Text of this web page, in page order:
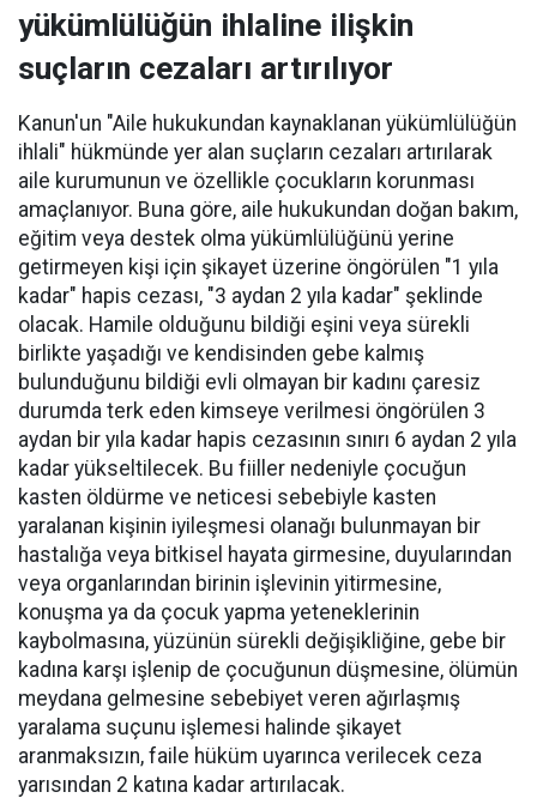
yükümlülüğün ihlaline ilişkin
suçların cezaları artırılıyor
Kanun'un "Aile hukukundan kaynaklanan yükümlülüğün
ihlali" hükmünde yer alan suçların cezaları artırılarak
aile kurumunun ve özellikle çocukların korunması
amaçlanıyor. Buna göre, aile hukukundan doğan bakım,
eğitim veya destek olma yükümlülüğünü yerine
getirmeyen kişi için şikayet üzerine öngörülen "1 yıla
kadar" hapis cezası, "3 aydan 2 yıla kadar" şeklinde
olacak. Hamile olduğunu bildiği eşini veya sürekli
birlikte yaşadığı ve kendisinden gebe kalmış
bulunduğunu bildiği evli olmayan bir kadını çaresiz
durumda terk eden kimseye verilmesi öngörülen 3
aydan bir yıla kadar hapis cezasının sınırı 6 aydan 2 yıla
kadar yükseltilecek. Bu fiiller nedeniyle çocuğun
kasten öldürme ve neticesi sebebiyle kasten
yaralanan kişinin iyileşmesi olanağı bulunmayan bir
hastalığa veya bitkisel hayata girmesine, duyularından
veya organlarından birinin işlevinin yitirmesine,
konuşma ya da çocuk yapma yeteneklerinin
kaybolmasına, yüzünün sürekli değişikliğine, gebe bir
kadına karşı işlenip de çocuğunun düşmesine, ölümün
meydana gelmesine sebebiyet veren ağırlaşmış
yaralama suçunu işlemesi halinde şikayet
aranmaksızın, faile hüküm uyarınca verilecek ceza
yarısından 2 katına kadar artırılacak.